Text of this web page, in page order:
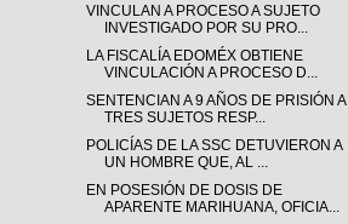
VINCULAN A PROCESO A SUJETO
INVESTIGADO POR SU PRO...
LA FISCALÍA EDOMÉX OBTIENE
VINCULACIÓN A PROCESO D...
SENTENCIAN A 9 AÑOS DE PRISIÓN A
TRES SUJETOS RESP...
POLICÍAS DE LA SSC DETUVIERON A
UN HOMBRE QUE, AL ...
EN POSESIÓN DE DOSIS DE
APARENTE MARIHUANA, OFICIA...